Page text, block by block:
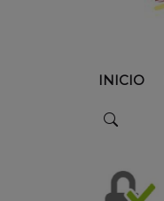
INICIO